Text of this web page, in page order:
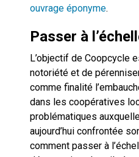
ouvrage éponyme.
Passer à
L’objectif de Coopcycle
notoriété et de
comme finalité
dans les coopératives
problématiques
aujourd’hui confrontée
comment passer à